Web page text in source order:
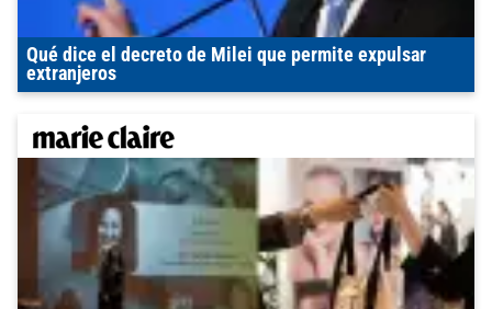
Qué dice el decreto de Milei que permite expulsar
extranjeros